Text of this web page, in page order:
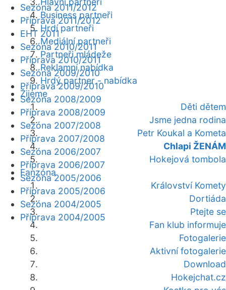
Business partneři
Hrdí partneři
Mediální partneři
Partneři mládeže
Reklamní nabídka
Hrdý partner - nabídka
Žijeme
Děti dětem
Jsme jedna rodina
Petr Koukal a Kometa
Chlapi ŽENÁM
Hokejová tombola
Fanzóna
Království Komety
Dortiáda
Ptejte se
Fan klub informuje
Fotogalerie
Aktivní fotogalerie
Download
Hokejchat.cz
Sezóna 2011/2012
Příprava 2011/2012
EHT 2011
Sezóna 2010/2011
Příprava 2010/2011
Sezóna 2009/2010
Příprava 2009/2010
Sezóna 2008/2009
Příprava 2008/2009
Sezóna 2007/2008
Příprava 2007/2008
Sezóna 2006/2007
Příprava 2006/2007
Sezóna 2005/2006
Příprava 2005/2006
Sezóna 2004/2005
Příprava 2004/2005